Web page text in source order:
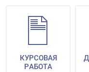
КУРСОВАЯ
РАБОТА